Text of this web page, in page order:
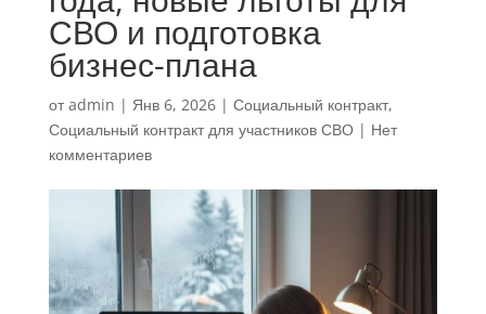
СВО и подготовка
бизнес-плана
отadmin | Янв 6, 2026| Социальный контракт,
Социальный контракт для участников СВО| Нет
комментариев